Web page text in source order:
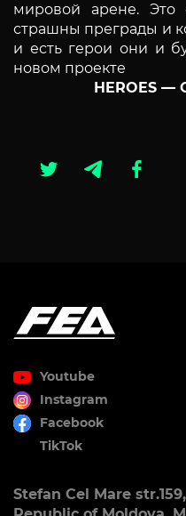
мировой арене. Это
страшны преграды и
и есть герои они и
новом проекте
HEROES —
Youtube
Instagram
Facebook
TikTok
Stefan Cel Mare